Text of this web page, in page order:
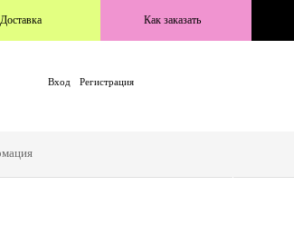
Доставка Как заказать
Вход Регистрация